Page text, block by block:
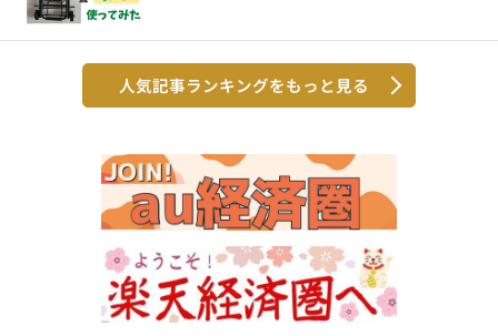
人気記事ランキングをもっと見る